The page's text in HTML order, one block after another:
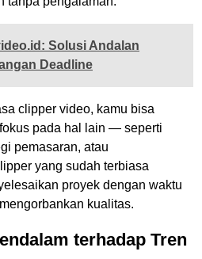
Solusi Andalan
Deadline
clipper video, kamu bisa
pada hal lain — seperti
pemasaran, atau
yang sudah terbiasa
proyek dengan waktu
kualitas.
terhadap Tren